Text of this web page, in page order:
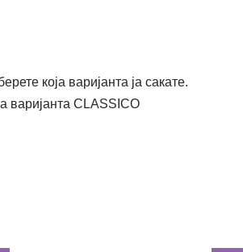
која варијанта ја сакате.
варијанта CLASSICO